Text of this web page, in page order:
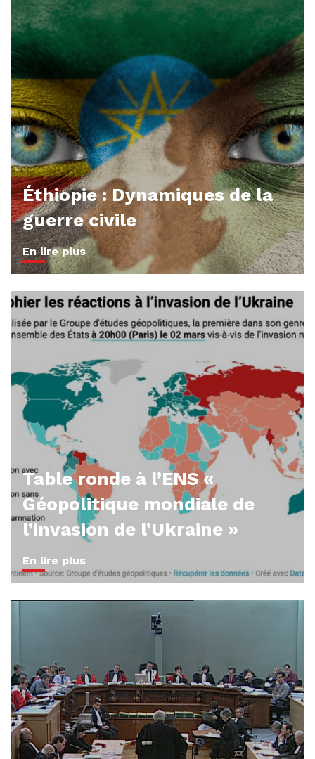
Éthiopie : Dynamiques de la
guerre civile
En lire plus
Table ronde à l’ENS «
Géopolitique mondiale de
l’invasion de l’Ukraine »
En lire plus